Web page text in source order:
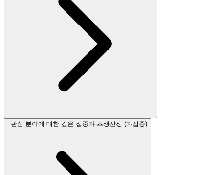
관심 분야에 대한 깊은 집중과 초생산성 (과집중)